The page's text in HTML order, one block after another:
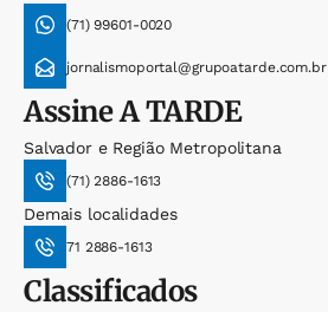
(71) 99601-0020
jornalismoportal@grupoatarde.com.br
AssineA TARDE
Salvador e Região Metropolitana
(71) 2886-1613
Demais localidades
71 2886-1613
Classificados